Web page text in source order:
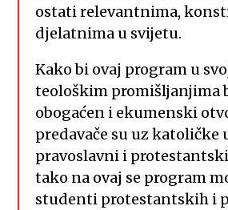
ostati relevantnima,
djelatnima u svijetu.
Kako bi ovaj program u
teološkim promišljanjima
obogaćen i ekumenski
predavače su uz katoličke
pravoslavni i
tako na ovaj se program
studenti protestantskih i